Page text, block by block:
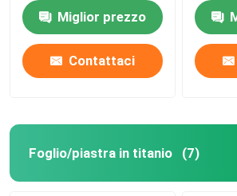
Miglior prezzo
Contattaci
Foglio/piastra in titanio (7)